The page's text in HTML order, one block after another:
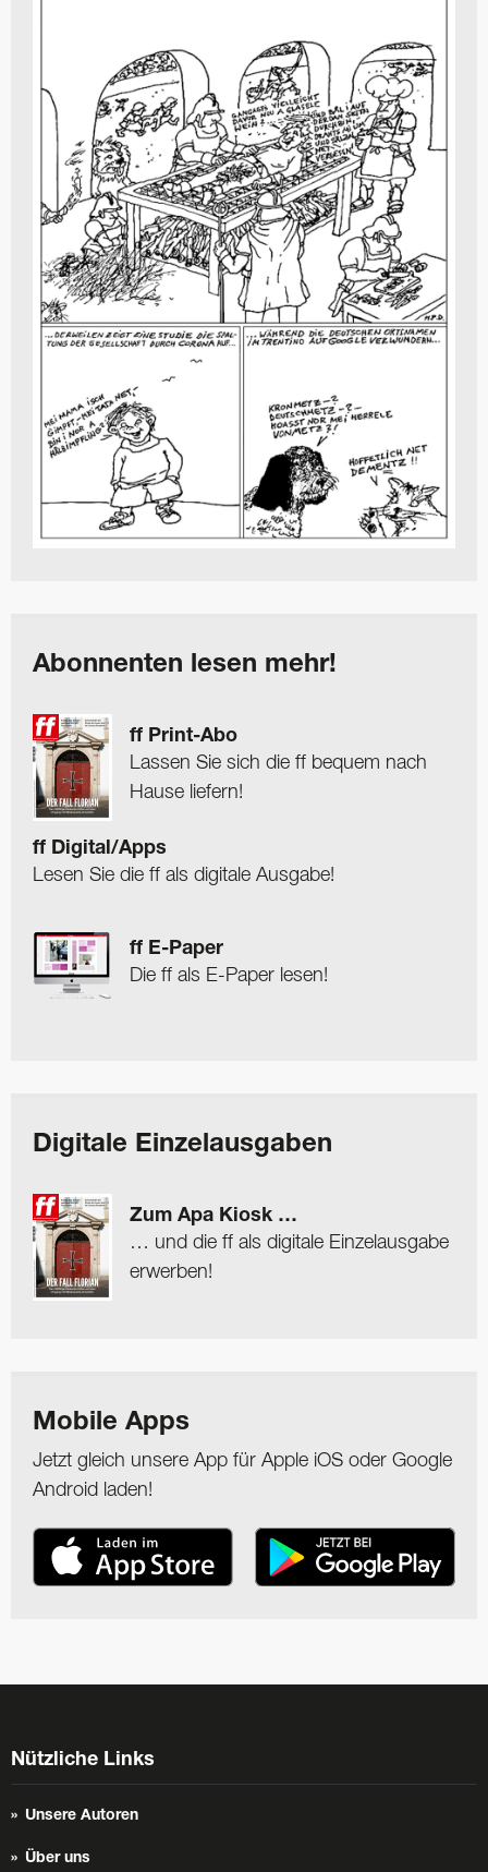
Abonnenten lesen mehr!
ff Print-Abo
Lassen Sie sich die ff bequem nach
Hause liefern!
ff Digital/Apps
Lesen Sie die ff als digitale Ausgabe!
ff E-Paper
Die ff als E-Paper lesen!
Digitale Einzelausgaben
Zum Apa Kiosk …
… und die ff als digitale Einzelausgabe
erwerben!
Mobile Apps
Jetzt gleich unsere App für Apple iOS oder Google
Android laden!
Nützliche Links
Unsere Autoren
Über uns